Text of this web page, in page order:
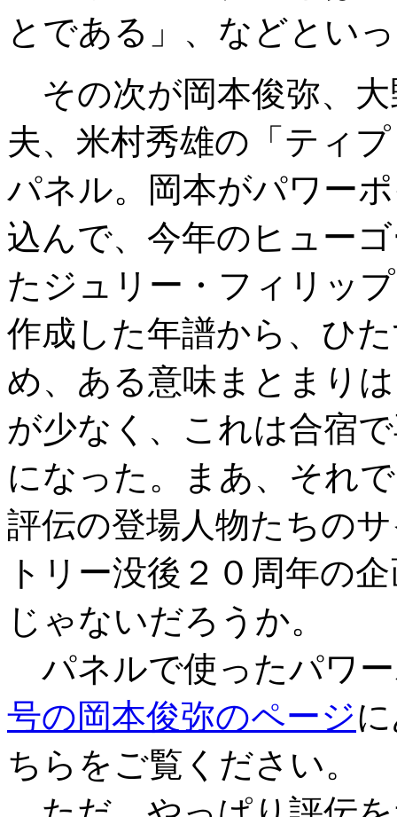
とである」、などとい
その次が岡本俊弥、大
夫、米村秀雄の「ティ
パネル。岡本がパワー
込んで、今年のヒュー
たジュリー・フィリッ
作成した年譜から、ひ
め、ある意味まとまり
が少なく、これは合宿
になった。まあ、それ
評伝の登場人物たちの
トリー没後２０周年の
じゃないだろうか。
パネルで使ったパワ
号の岡本俊弥のページ
ちらをご覧ください。